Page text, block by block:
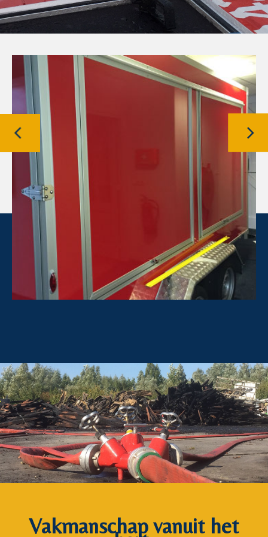
Vakmanschap vanuit het